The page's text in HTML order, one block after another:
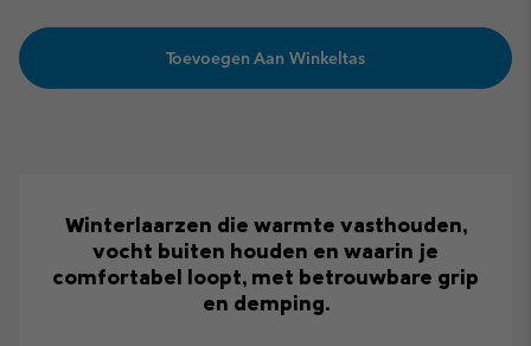
Toevoegen Aan Winkeltas
Winterlaarzen die warmte vasthouden,
vocht buiten houden en waarin je
comfortabel loopt, met betrouwbare grip
en demping.